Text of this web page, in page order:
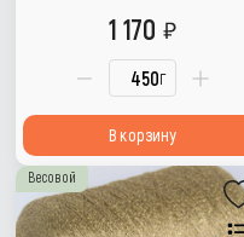
г
1 170
В корзину
Весовой